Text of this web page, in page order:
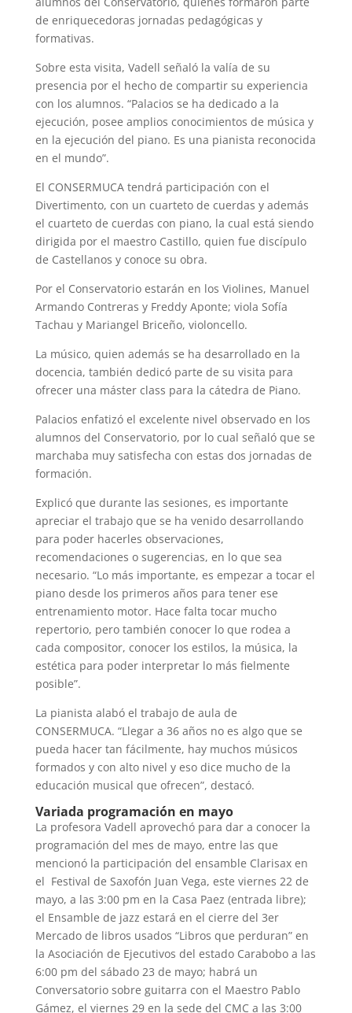
de enriquecedoras jornadas pedagógicas y
formativas.
Sobre esta visita, Vadell señaló la valía de su
presencia por el hecho de compartir su experiencia
con los alumnos. “Palacios se ha dedicado a la
ejecución, posee amplios conocimientos de música y
en la ejecución del piano. Es una pianista reconocida
en el mundo”.
El CONSERMUCA tendrá participación con el
Divertimento, con un cuarteto de cuerdas y además
el cuarteto de cuerdas con piano, la cual está siendo
dirigida por el maestro Castillo, quien fue discípulo
de Castellanos y conoce su obra.
Por el Conservatorio estarán en los Violines, Manuel
Armando Contreras y Freddy Aponte; viola Sofía
Tachau y Mariangel Briceño, violoncello.
La músico, quien además se ha desarrollado en la
docencia, también dedicó parte de su visita para
ofrecer una máster class para la cátedra de Piano.
Palacios enfatizó el excelente nivel observado en los
alumnos del Conservatorio, por lo cual señaló que se
marchaba muy satisfecha con estas dos jornadas de
formación.
Explicó que durante las sesiones, es importante
apreciar el trabajo que se ha venido desarrollando
para poder hacerles observaciones,
recomendaciones o sugerencias, en lo que sea
necesario. “Lo más importante, es empezar a tocar el
piano desde los primeros años para tener ese
entrenamiento motor. Hace falta tocar mucho
repertorio, pero también conocer lo que rodea a
cada compositor, conocer los estilos, la música, la
estética para poder interpretar lo más fielmente
posible”.
La pianista alabó el trabajo de aula de
CONSERMUCA. “Llegar a 36 años no es algo que se
pueda hacer tan fácilmente, hay muchos músicos
formados y con alto nivel y eso dice mucho de la
educación musical que ofrecen”, destacó.
Variada programación en mayo
La profesora Vadell aprovechó para dar a conocer la
programación del mes de mayo, entre las que
mencionó la participación del ensamble Clarisax en
el Festival de Saxofón Juan Vega, este viernes 22 de
mayo, a las 3:00 pm en la Casa Paez (entrada libre);
el Ensamble de jazz estará en el cierre del 3er
Mercado de libros usados “Libros que perduran” en
la Asociación de Ejecutivos del estado Carabobo a las
6:00 pm del sábado 23 de mayo; habrá un
Conversatorio sobre guitarra con el Maestro Pablo
Gámez, el viernes 29 en la sede del CMC a las 3:00